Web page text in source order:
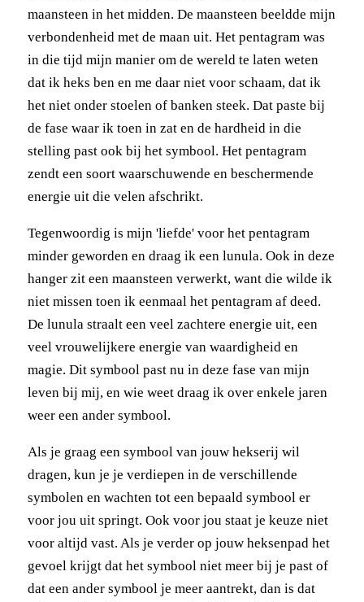
maansteen in het midden. De maansteen beeldde mijn
verbondenheid met de maan uit. Het pentagram was
in die tijd mijn manier om de wereld te laten weten
dat ik heks ben en me daar niet voor schaam, dat ik
het niet onder stoelen of banken steek. Dat paste bij
de fase waar ik toen in zat en de hardheid in die
stelling past ook bij het symbool. Het pentagram
zendt een soort waarschuwende en beschermende
energie uit die velen afschrikt.
Tegenwoordig is mijn 'liefde' voor het pentagram
minder geworden en draag ik een lunula. Ook in deze
hanger zit een maansteen verwerkt, want die wilde ik
niet missen toen ik eenmaal het pentagram af deed.
De lunula straalt een veel zachtere energie uit, een
veel vrouwelijkere energie van waardigheid en
magie. Dit symbool past nu in deze fase van mijn
leven bij mij, en wie weet draag ik over enkele jaren
weer een ander symbool.
Als je graag een symbool van jouw hekserij wil
dragen, kun je je verdiepen in de verschillende
symbolen en wachten tot een bepaald symbool er
voor jou uit springt. Ook voor jou staat je keuze niet
voor altijd vast. Als je verder op jouw heksenpad het
gevoel krijgt dat het symbool niet meer bij je past of
dat een ander symbool je meer aantrekt, dan is dat